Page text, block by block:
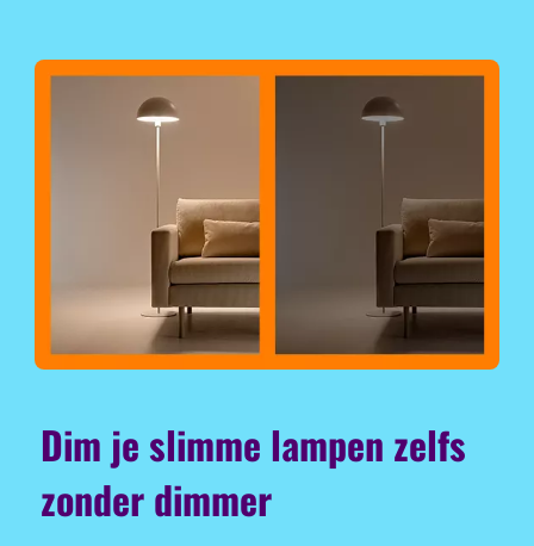
Dim je slimme lampen zelfs
zonder dimmer